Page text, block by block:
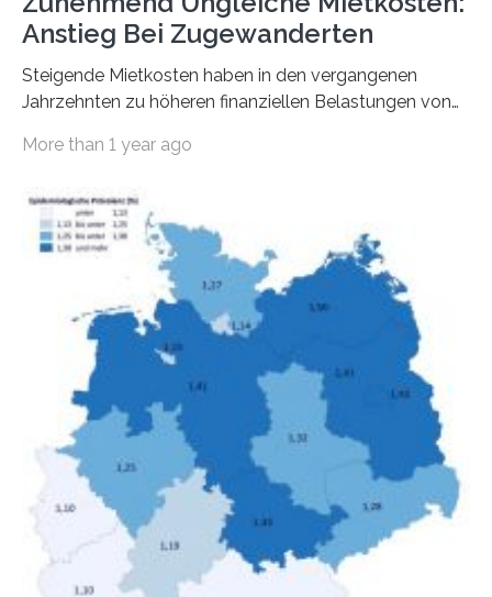
Anstieg Bei Zugewanderten
Steigende Mietkosten haben in den vergangenen
Jahrzehnten zu höheren finanziellen Belastungen von
Bundesinstitut für Bevölkerungsforschung (BiB)
gesamten Einkommen zwischen 1990 und 2020 für
unterschiedliche Einkommensgruppen sowie für in
Deutschland geborene Menschen und Zugewanderte
verändert hat. Das Ergebnis: Während Personen mit
hohen Einkommen (oberstes Quintil der Verteilung der
Nettoäquivalenzeinkommen) nur einen moderaten
Anstieg des Mietanteils am Gesamteinkommen
hinnehmen mussten, nahm die Belastung bei
Menschen mit…
More than 1 year ago